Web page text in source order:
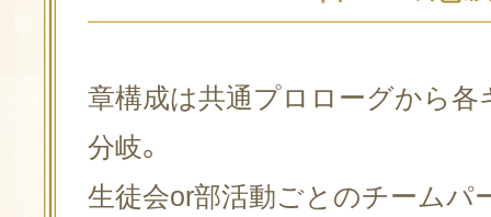
章構成は共通プロローグから
分岐。
生徒会or部活動ごとのチームパ